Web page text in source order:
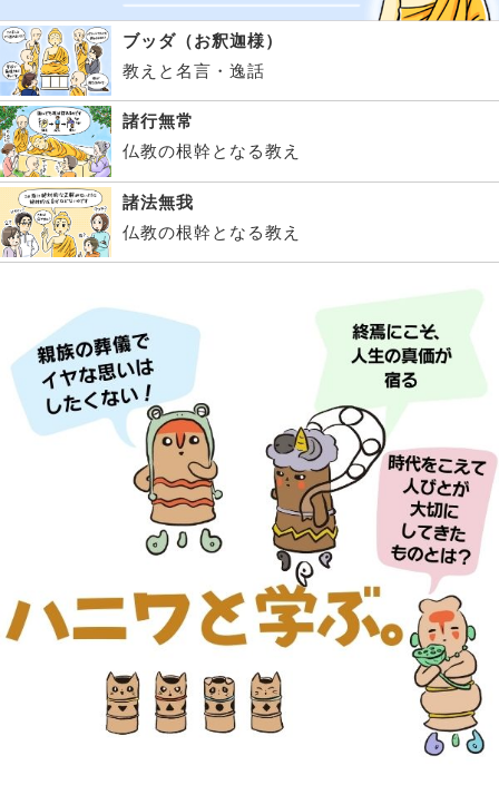
ブッダ（お釈迦様）
教えと名言・逸話
諸行無常
仏教の根幹となる教え
諸法無我
仏教の根幹となる教え